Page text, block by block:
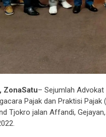
ZonaSatu– Sejumlah
Pajak dan Praktisi
Tjokro jalan Affandi,